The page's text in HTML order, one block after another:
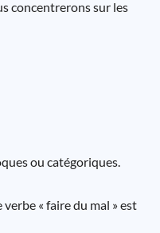
concentrerons sur les
ou catégoriques.
« faire du mal » est